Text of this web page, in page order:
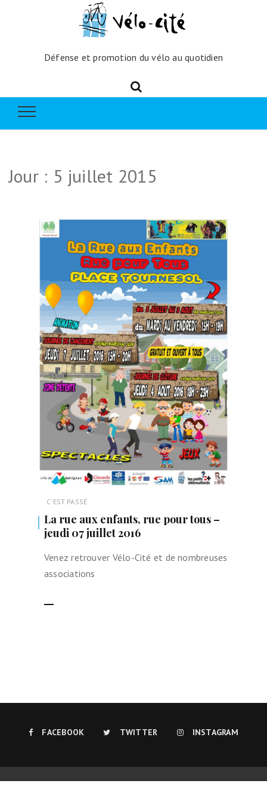
Défense et promotion du vélo au quotidien
Jour : 5 juillet 2015
C'EST PASSÉ
La rue aux enfants, rue pour tous –
jeudi 07 juillet 2016
Venez retrouver Vélo-Cité et de nombreuses
associations
FACEBOOK TWITTER INSTAGRAM